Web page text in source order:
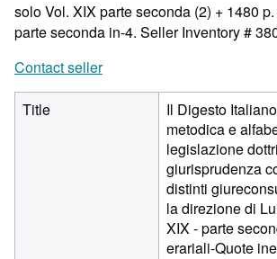
solo Vol. XIX parte seconda (2) + 1480
parte seconda in-4. Seller Inventory #
Contact seller
Title
Il Digesto
metodica e
legislazione
giurisprudenza
distinti
la direzione di
XIX - parte
erariali-Quote